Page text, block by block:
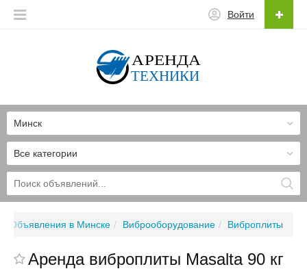
Войти
Все категории
Минск
Объявления в Минске Виброоборудование Виброплиты
Аренда виброплиты Masalta 90 кг